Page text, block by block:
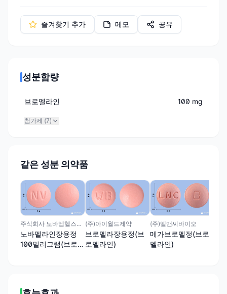
즐겨찾기 추가 메모 공유
성분함량
브로멜라인 100 mg
첨가제 (7)
같은 성분 의약품
주식회사 노바엠헬스케어
노바멜라인장용정
100밀리그램(브로멜
(주)아이월드제약
브로멜라장용정(브
로멜라인)
(주)엘앤씨바이오
메가브로멜정(브로
멜라인)